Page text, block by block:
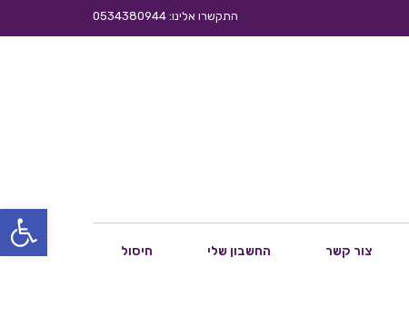
פתח
התקשרו אלינו: 0534380944
צור קשר החשבון שלי חיסול